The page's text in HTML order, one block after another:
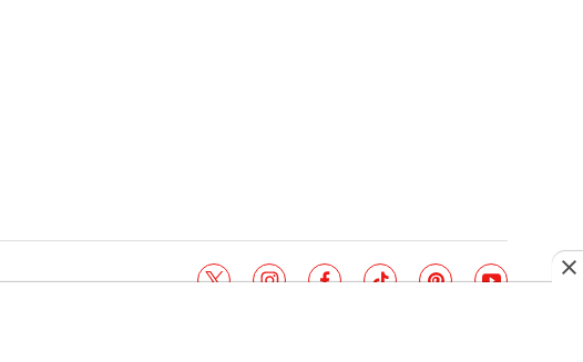
twitterinstagramfacebooktiktokpinterestyoutube